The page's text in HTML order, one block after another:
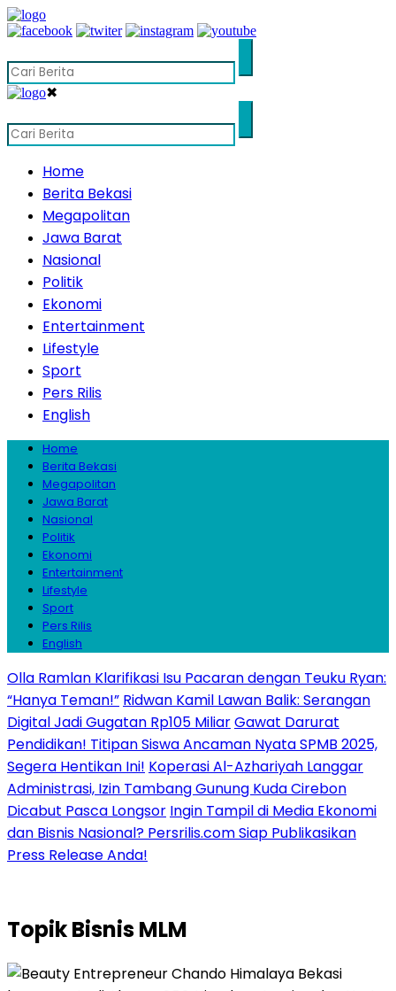
✖
Home
Berita Bekasi
Megapolitan
Jawa Barat
Nasional
Politik
Ekonomi
Entertainment
Lifestyle
Sport
Pers Rilis
English
Home
Berita Bekasi
Megapolitan
Jawa Barat
Nasional
Politik
Ekonomi
Entertainment
Lifestyle
Sport
Pers Rilis
English
Olla Ramlan Klarifikasi Isu Pacaran dengan Teuku Ryan:
“Hanya Teman!” Ridwan Kamil Lawan Balik: Serangan
Digital Jadi Gugatan Rp105 MiliarGawat Darurat
Pendidikan! Titipan Siswa Ancaman Nyata SPMB 2025,
Segera Hentikan Ini! Koperasi Al-Azhariyah Langgar
Administrasi, Izin Tambang Gunung Kuda Cirebon
Dicabut Pasca Longsor Ingin Tampil di Media Ekonomi
dan Bisnis Nasional? Persrilis.com Siap Publikasikan
Press Release Anda!
TopikBisnis MLM